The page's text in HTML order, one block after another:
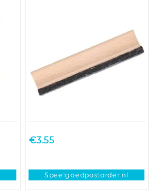
€3.55
Speelgoedpostorder.nl